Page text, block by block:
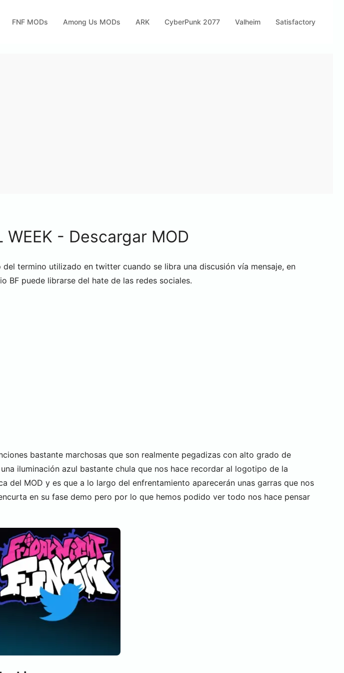
FNF MODs Among Us MODs ARK CyberPunk 2077 Valheim Satisfactory
- Descargar MOD
del termino utilizado en twitter cuando se libra una discusión vía mensaje, en
BF puede librarse del hate de las redes sociales.
bastante marchosas que son realmente pegadizas con alto grado de
iluminación azul bastante chula que nos hace recordar al logotipo de la
MOD y es que a lo largo del enfrentamiento aparecerán unas garras que nos
en su fase demo pero por lo que hemos podido ver todo nos hace pensar